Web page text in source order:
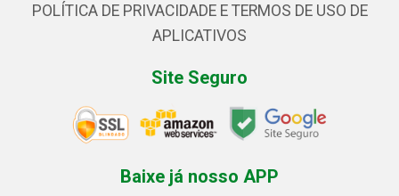
POLÍTICA DE PRIVACIDADE E TERMOS DE USO DE
APLICATIVOS
Site Seguro
Baixe já nosso APP